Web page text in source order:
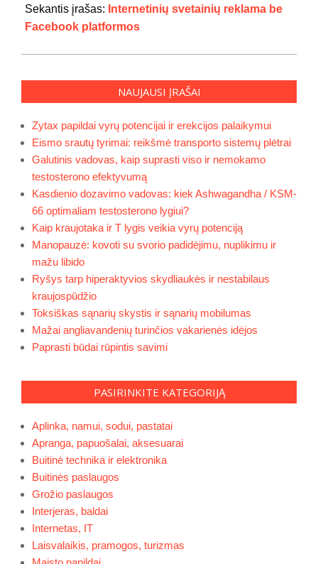
Sekantis įrašas: Internetinių svetainių reklama be
Facebook platformos
NAUJAUSI ĮRAŠAI
Zytax papildai vyrų potencijai ir erekcijos palaikymui
Eismo srautų tyrimai: reikšmė transporto sistemų plėtrai
Galutinis vadovas, kaip suprasti viso ir nemokamo
testosterono efektyvumą
Kasdienio dozavimo vadovas: kiek Ashwagandha / KSM-
66 optimaliam testosterono lygiui?
Kaip kraujotaka ir T lygis veikia vyrų potenciją
Manopauzė: kovoti su svorio padidėjimu, nuplikimu ir
mažu libido
Ryšys tarp hiperaktyvios skydliaukės ir nestabilaus
kraujospūdžio
Toksiškas sąnarių skystis ir sąnarių mobilumas
Mažai angliavandenių turinčios vakarienės idėjos
Paprasti būdai rūpintis savimi
PASIRINKITE KATEGORIJĄ
Aplinka, namui, sodui, pastatai
Apranga, papuošalai, aksesuarai
Buitinė technika ir elektronika
Buitinės paslaugos
Grožio paslaugos
Interjeras, baldai
Internetas, IT
Laisvalaikis, pramogos, turizmas